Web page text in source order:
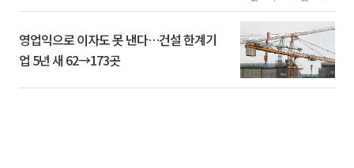
영업익으로 이자도 못 낸다…건설 한계기
업 5년 새 62→173곳